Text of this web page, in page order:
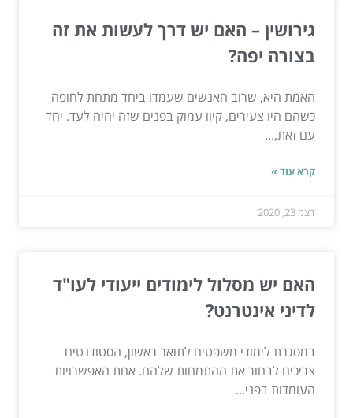
גירושין – האם יש דרך לעשות את זה
בצורה יפה?
האמת היא, שרוב האנשים שעמדו ביחד מתחת לחופה
כשהם היו צעירים, קיוו עמוק בפנים שזה יהיה לעד. יחד
עם זאת,...
קרא עוד »
דצמ 23, 2020
האם יש מסלול לימודים ייעודי לעו"ד
לדיני אינטרנט?
במסגרת לימודי משפטים לתואר ראשון, הסטודנטים
צריכים לבחור את ההתמחות שלהם. אחת האפשרויות
העומדות בפני...